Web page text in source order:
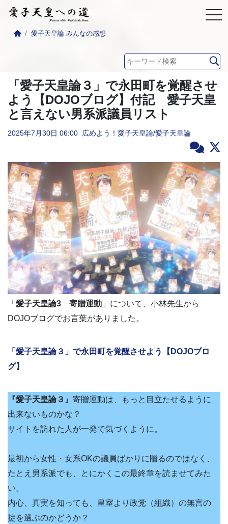
愛子天皇論 みんなの感想
「愛子天皇論３」で永田町を覚醒させ
よう【DOJOブログ】付記 愛子天皇
と言えない男系派議員リスト
2025年7月30日 06:00 広めよう！愛子天皇論/愛子天皇論
「 愛子天皇論3 寄贈運動 」について、小林先生から
DOJOブログでお言葉がありました。
「愛子天皇論３」で永田町を覚醒させよう【DOJOブロ
グ】
『愛子天皇論３』 寄贈運動は、もっと目立たせるように
出来ないものかな？
サイトを訪れた人が一発で気づくように。
最初から女性・女系OKの議員ばかりに贈るのではなく、
たとえ男系派でも、とにかくこの最終章を読ませてみた
い。
内心、真実を知っても、皇室より政党（組織）の無言の
掟を選ぶのかどうか？